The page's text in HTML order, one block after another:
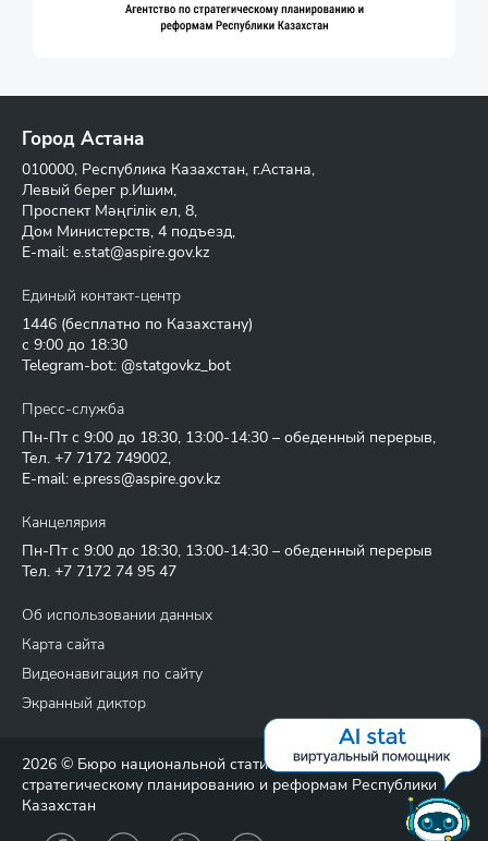
Город Астана
010000, Республика Казахстан, г.Астана,
Левый берег р.Ишим,
Проспект Мәңгілік ел, 8,
Дом Министерств, 4 подъезд,
E-mail: e.stat@aspire.gov.kz
Единый контакт-центр
1446 (бесплатно по Казахстану)
с 9:00 до 18:30
Telegram-bot: @statgovkz_bot
Пресс-служба
Пн-Пт с 9:00 до 18:30, 13:00-14:30 – обеденный перерыв,
Тел. +7 7172 749002,
E-mail: e.press@aspire.gov.kz
Канцелярия
Пн-Пт с 9:00 до 18:30, 13:00-14:30 – обеденный перерыв
Тел. +7 7172 74 95 47
Об использовании данных
Карта сайта
Видеонавигация по сайту
Экранный диктор
2026 © Бюро национальной статистики Агентства по
стратегическому планированию и реформам Республики
Казахстан